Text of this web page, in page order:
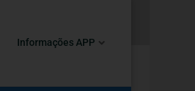
Informações APP